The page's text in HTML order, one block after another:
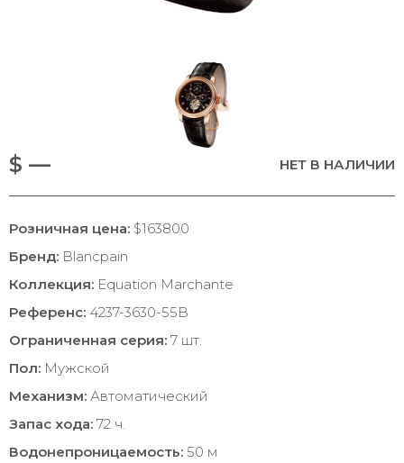
$ — НЕТ В НАЛИЧИИ
Розничная цена: $163800
Бренд: Blancpain
Коллекция: Equation Marchante
Референс: 4237-3630-55B
Ограниченная серия: 7 шт.
Пол: Мужской
Механизм: Автоматический
Запас хода: 72 ч.
Водонепроницаемость: 50 м